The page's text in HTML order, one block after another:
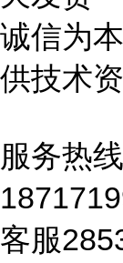
诚信为
供技术
服务热
客服